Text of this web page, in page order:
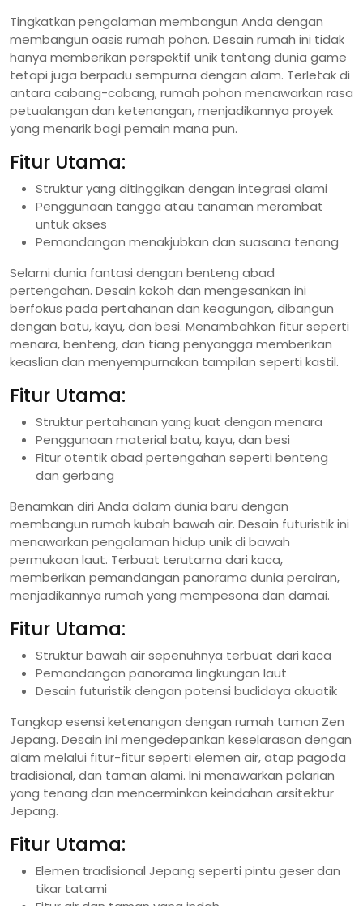
Tingkatkan pengalaman membangun Anda dengan
membangun oasis rumah pohon. Desain rumah ini tidak
hanya memberikan perspektif unik tentang dunia game
tetapi juga berpadu sempurna dengan alam. Terletak di
antara cabang-cabang, rumah pohon menawarkan rasa
petualangan dan ketenangan, menjadikannya proyek
yang menarik bagi pemain mana pun.
Fitur Utama:
Struktur yang ditinggikan dengan integrasi alami
Penggunaan tangga atau tanaman merambat
untuk akses
Pemandangan menakjubkan dan suasana tenang
Selami dunia fantasi dengan benteng abad
pertengahan. Desain kokoh dan mengesankan ini
berfokus pada pertahanan dan keagungan, dibangun
dengan batu, kayu, dan besi. Menambahkan fitur seperti
menara, benteng, dan tiang penyangga memberikan
keaslian dan menyempurnakan tampilan seperti kastil.
Fitur Utama:
Struktur pertahanan yang kuat dengan menara
Penggunaan material batu, kayu, dan besi
Fitur otentik abad pertengahan seperti benteng
dan gerbang
Benamkan diri Anda dalam dunia baru dengan
membangun rumah kubah bawah air. Desain futuristik ini
menawarkan pengalaman hidup unik di bawah
permukaan laut. Terbuat terutama dari kaca,
memberikan pemandangan panorama dunia perairan,
menjadikannya rumah yang mempesona dan damai.
Fitur Utama:
Struktur bawah air sepenuhnya terbuat dari kaca
Pemandangan panorama lingkungan laut
Desain futuristik dengan potensi budidaya akuatik
Tangkap esensi ketenangan dengan rumah taman Zen
Jepang. Desain ini mengedepankan keselarasan dengan
alam melalui fitur-fitur seperti elemen air, atap pagoda
tradisional, dan taman alami. Ini menawarkan pelarian
yang tenang dan mencerminkan keindahan arsitektur
Jepang.
Fitur Utama:
Elemen tradisional Jepang seperti pintu geser dan
tikar tatami